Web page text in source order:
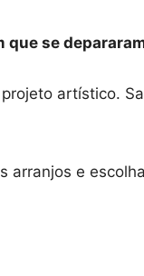
se
artístico.
arranjos e